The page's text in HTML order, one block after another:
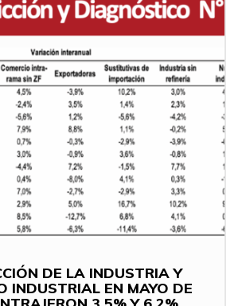
DE LA INDUSTRIA Y
INDUSTRIAL EN MAYO DE